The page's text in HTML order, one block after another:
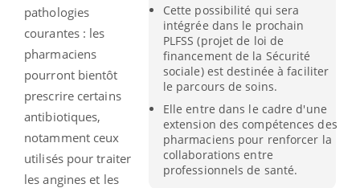
Cette possibilité qui sera
intégrée dans le prochain
PLFSS (projet de loi de
financement de la Sécurité
sociale) est destinée à faciliter
le parcours de soins.
Elle entre dans le cadre d'une
extension des compétences des
pharmaciens pour renforcer la
collaborations entre
professionnels de santé.
pathologies
courantes : les
pharmaciens
pourront bientôt
prescrire certains
antibiotiques,
notamment ceux
utilisés pour traiter
les angines et les